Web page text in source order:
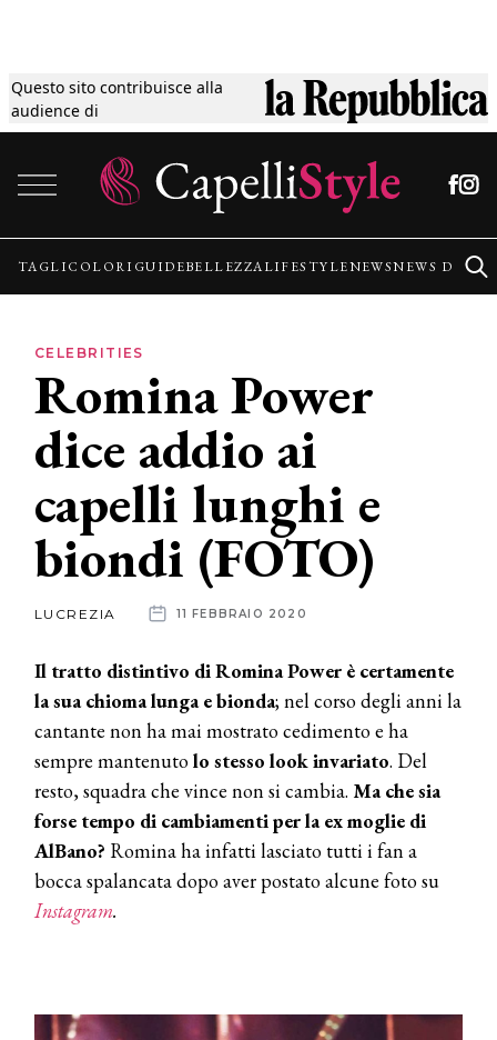
Questo sito contribuisce alla
audience di
Tagli
Colori
Guide
Lifestyle
News
News
TAGLICOLORI GUIDEBELLEZZALIFESTYLENEWSNEWS
CELEBRITIES
Romina Power
dice addio ai
capelli lunghi e
biondi (FOTO)
LUCREZIA 11 FEBBRAIO 2020
Il tratto distintivo di Romina Power è certamente
la sua chioma lunga e bionda; nel corso degli anni la
cantante non ha mai mostrato cedimento e ha
sempre mantenutolo stesso look invariato. Del
resto, squadra che vince non si cambia. Ma che sia
forse tempo di cambiamenti per la ex moglie di
AlBano? Romina ha infatti lasciato tutti i fan a
bocca spalancata dopo aver postato alcune foto su
Instagram.